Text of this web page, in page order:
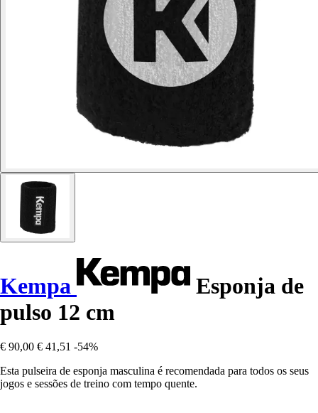
Kempa
Esponja de
pulso 12 cm
€ 90,00 € 41,51 -54%
Esta pulseira de esponja masculina é recomendada para todos os seus
jogos e sessões de treino com tempo quente.